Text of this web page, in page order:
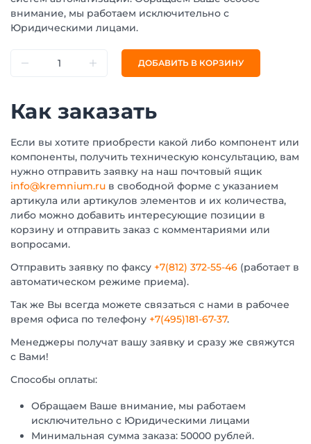
внимание, мы работаем исключительно с
Юридическими лицами.
ДОБАВИТЬ В КОРЗИНУ
Как заказать
Если вы хотите приобрести какой либо компонент или
компоненты, получить техническую консультацию, вам
нужно отправить заявку на наш почтовый ящик
info@kremnium.ru в свободной форме с указанием
артикула или артикулов элементов и их количества,
либо можно добавить интересующие позиции в
корзину и отправить заказ с комментариями или
вопросами.
Отправить заявку по факсу +7(812) 372-55-46 (работает в
автоматическом режиме приема).
Так же Вы всегда можете связаться с нами в рабочее
время офиса по телефону +7(495)181-67-37.
Менеджеры получат вашу заявку и сразу же свяжутся
с Вами!
Способы оплаты:
Обращаем Ваше внимание, мы работаем
исключительно с Юридическими лицами
Минимальная сумма заказа: 50000 рублей.